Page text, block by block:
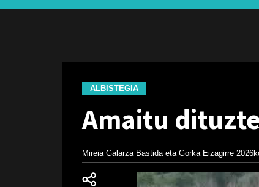
ALBISTEGIA
Amaitu
Mireia Galarza Bastida eta Gorka Eizagirre